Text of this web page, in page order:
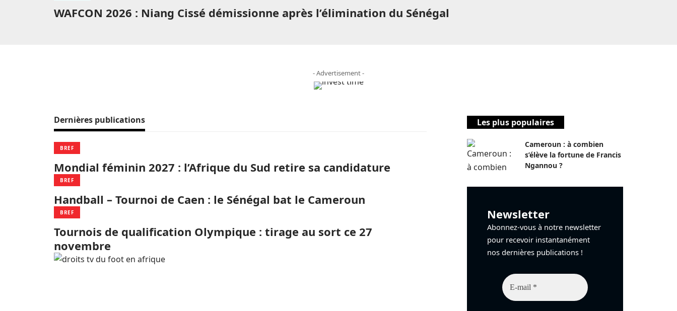
WAFCON 2026 : Niang Cissé démissionne après l’élimination du Sénégal
- Advertisement -
Dernières publications
BREF
Mondial féminin 2027 : l’Afrique du Sud retire sa candidature
BREF
Handball – Tournoi de Caen : le Sénégal bat le Cameroun
BREF
Tournois de qualification Olympique : tirage au sort ce 27
novembre
Les plus populaires
Cameroun : à combien
s’élève la fortune de Francis
Ngannou ?
Newsletter
Abonnez-vous à notre newsletter
pour recevoir instantanément
nos dernières publications !